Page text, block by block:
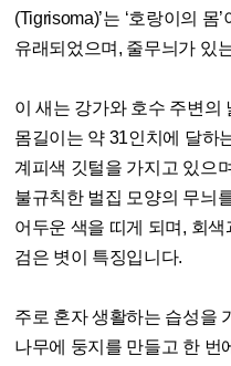
(Tigrisoma)’는 ‘호랑이의 몸
유래되었으며, 줄무늬가 있
이 새는 강가와 호수 주변의
몸길이는 약 31인치에 달하
계피색 깃털을 가지고 있으
불규칙한 벌집 모양의 무늬
어두운 색을 띠게 되며, 회
검은 볏이 특징입니다.
주로 혼자 생활하는 습성을
나무에 둥지를 만들고 한 번